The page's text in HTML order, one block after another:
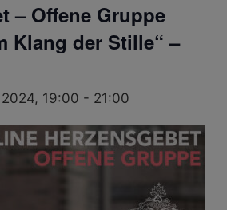
– Offene Gruppe
Klang der Stille“ –
19:00 - 21:00